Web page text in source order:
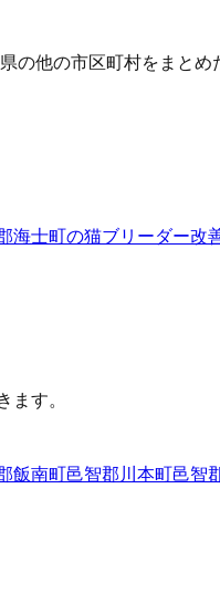
の他の市区町村をまとめ
海士町の猫ブリーダー改
ます。
飯南町邑智郡川本町邑智